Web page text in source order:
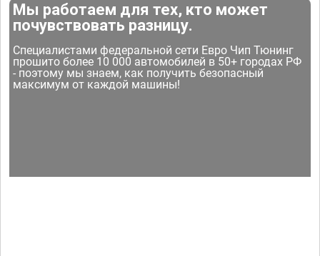
Мы работаем для тех, кто может
почувствовать разницу.
Специалистами федеральной сети Евро Чип Тюнинг
прошито более 10 000 автомобилей в 50+ городах РФ
- поэтому мы знаем, как получить безопасный
максимум от каждой машины!